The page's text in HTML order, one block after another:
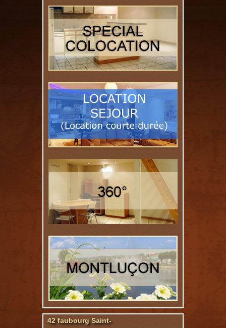
42 faubourg Saint-